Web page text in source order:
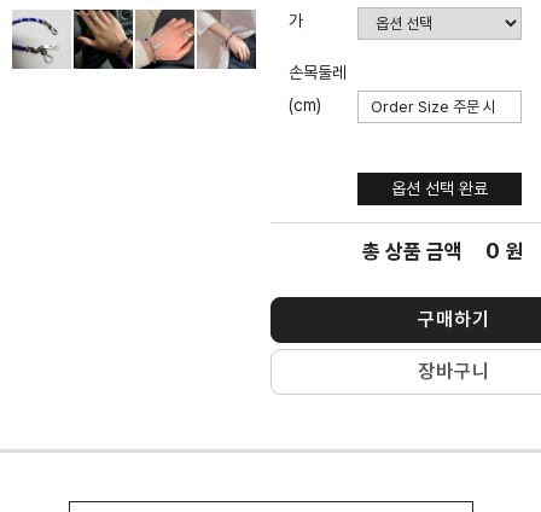
가
손목둘레
(cm)
옵션 선택 완료
총 상품 금액 0 원
구매하기
장바구니